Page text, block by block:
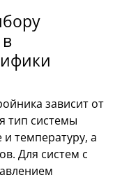
зависит от
тип системы
температуру, а
Для систем с